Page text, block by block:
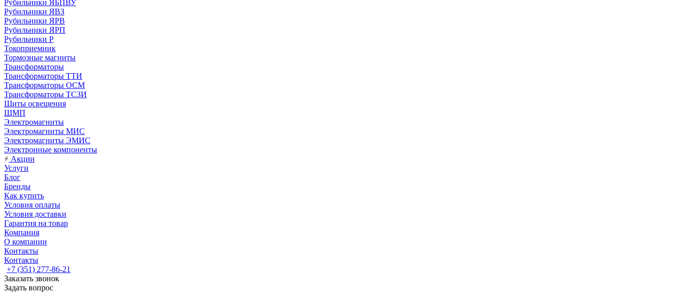
Рубильники ЯБПВУ
Рубильники ЯВЗ
Рубильники ЯРВ
Рубильники ЯРП
Рубильники Р
Токоприемник
Тормозные магниты
Трансформаторы
Трансформаторы ТТИ
Трансформаторы ОСМ
Трансформаторы ТСЗИ
Щиты освещения
ЩМП
Электромагниты
Электромагниты МИС
Электромагниты ЭМИС
Электронные компоненты
Акции
Услуги
Блог
Бренды
Как купить
Условия оплаты
Условия доставки
Гарантия на товар
Компания
О компании
Контакты
Контакты
+7 (351) 277-86-21
Заказать звонок
Задать вопрос